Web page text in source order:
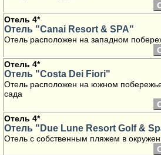
Отель 4*
Отель "Canai Resort & SPA"
Отель расположен на западном
Отель 4*
Отель "Costa Dei Fiori"
Отель расположен на южном
сада
Отель 4*
Отель "Due Lune Resort Golf &
Отель с собственным пляжем в